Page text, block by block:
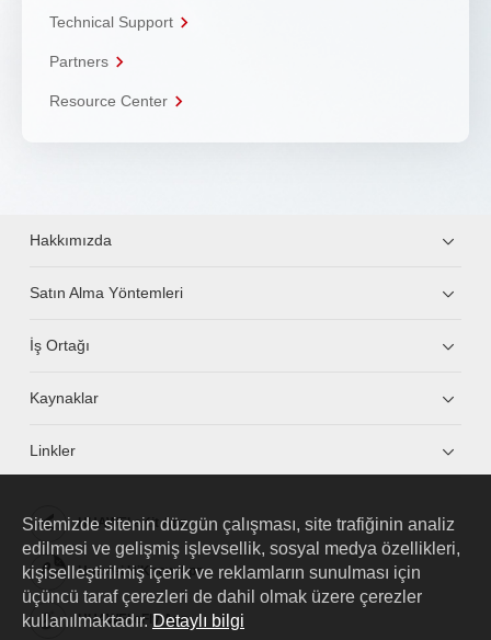
Technical Support
Partners
Resource Center
Hakkımızda
Satın Alma Yöntemleri
İş Ortağı
Kaynaklar
Linkler
HUAWEI eKit App
Huawei HiKnow App
HUAWEI eFly App
Sitemizde sitenin düzgün çalışması, site trafiğinin analiz
edilmesi ve gelişmiş işlevsellik, sosyal medya özellikleri,
kişiselleştirilmiş içerik ve reklamların sunulması için
üçüncü taraf çerezleri de dahil olmak üzere çerezler
kullanılmaktadır. Detaylı bilgi